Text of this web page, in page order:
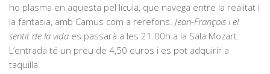
ho plasma en aquesta pel·lícula, que navega entre la realitat i
la fantasia, amb Camus com a rerefons. Jean-François i el
sentit de la vida es passarà a les 21.00h a la Sala Mozart.
L’entrada té un preu de 4,50 euros i es pot adquirir a
taquilla.